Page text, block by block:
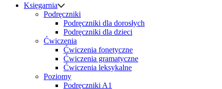
Księgarnia
Podręczniki
Podręczniki dla dorosłych
Podręczniki dla dzieci
Ćwiczenia
Ćwiczenia fonetyczne
Ćwiczenia gramatyczne
Ćwiczenia leksykalne
Poziomy
Podręczniki A1